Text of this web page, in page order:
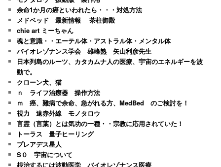
余命1か月の癌といわれたら・・・対処方法
メドベッド 最新情報 茶柱御殿
chie art ミーちゃん
魂と意識・・エーテル体・アストラル体・メンタル体
バイオレゾナンス学会 雄峰熟 矢山利彦先生
日本列島のルーツ、カタカムナ人の医療、宇宙のエネルギーを波
動で。
クローン犬、猫
ｎ ライフ治療器 操作方法
ｍ 癌、難病で余命、急がれる方、MedBed のご検討を！
視力 遠赤外線 モノタロウ
言霊（言葉）とは気功の一種・・宗教に応用されていた！
トーラス 量子ヒーリング
プレアデス星人
S０ 宇宙について
根治するには波動医学 バイオレゾナンス医療